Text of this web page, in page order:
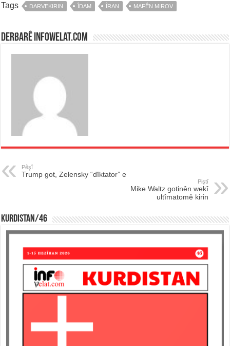
Tags DARVEKIRIN ÎDAM ÎRAN MAFÊN MIROV
Derbarê infowelat.com
Pêşî
Trump got, Zelensky “dîktator” e
Piştî
Mike Waltz gotinên wekî
ultîmatomê kirin
KURDISTAN/46